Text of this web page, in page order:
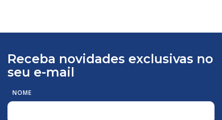
Receba novidades exclusivas no
seu e-mail
NOME